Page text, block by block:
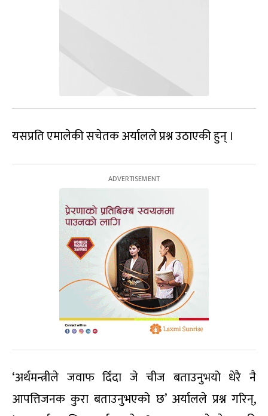
यसप्रति एमालेकी सचेतक अर्यालले प्रश्न उठाएकी हुन् ।
‘अर्थमन्त्रीले जवाफ दिँदा जे चीज बताउनुभयो धेरै नै
आपत्तिजनक कुरा बताउनुभएको छ’ अर्यालले प्रश्न गरिन्,